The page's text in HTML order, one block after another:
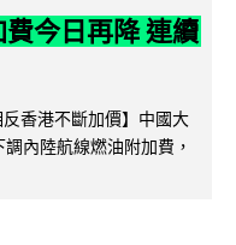
今日再降 連續
香港不斷加價】中國大
內陸航線燃油附加費，